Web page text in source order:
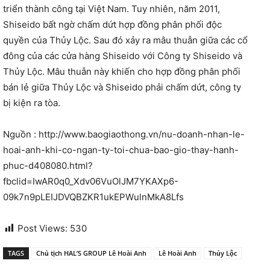
triển thành công tại Việt Nam. Tuy nhiên, năm 2011,
Shiseido bất ngờ chấm dứt hợp đồng phân phối độc
quyền của Thủy Lộc. Sau đó xảy ra mâu thuẫn giữa các cổ
đông của các cửa hàng Shiseido với Công ty Shiseido và
Thủy Lộc. Mâu thuẫn này khiến cho hợp đồng phân phối
bán lẻ giữa Thủy Lộc và Shiseido phải chấm dứt, công ty
bị kiện ra tòa.
Nguồn : http://www.baogiaothong.vn/nu-doanh-nhan-le-
hoai-anh-khi-co-ngan-ty-toi-chua-bao-gio-thay-hanh-
phuc-d408080.html?
fbclid=IwAR0q0_Xdv06VuOlJM7YKAXp6-
09k7n9pLEIJDVQBZKR1ukEPWulnMkA8Lfs
Post Views: 530
TAGS Chủ tịch HAL’S GROUP Lê Hoài Anh Lê Hoài Anh Thủy Lộc